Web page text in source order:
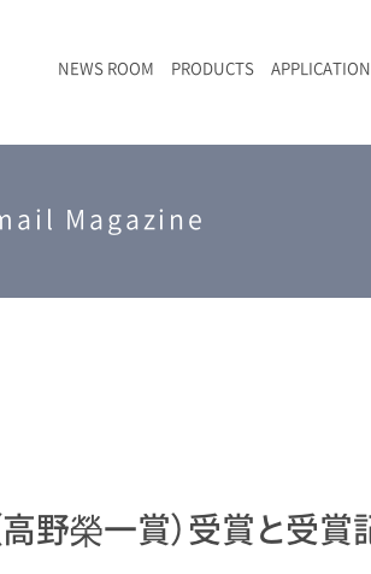
NEWS ROOM PRODUCTS
LIBcell charge | 充放電in-situラ
ポリマー（高分子）・樹脂
オンラインセミナー
アクセス
Magazine
野榮一賞）受賞と受賞